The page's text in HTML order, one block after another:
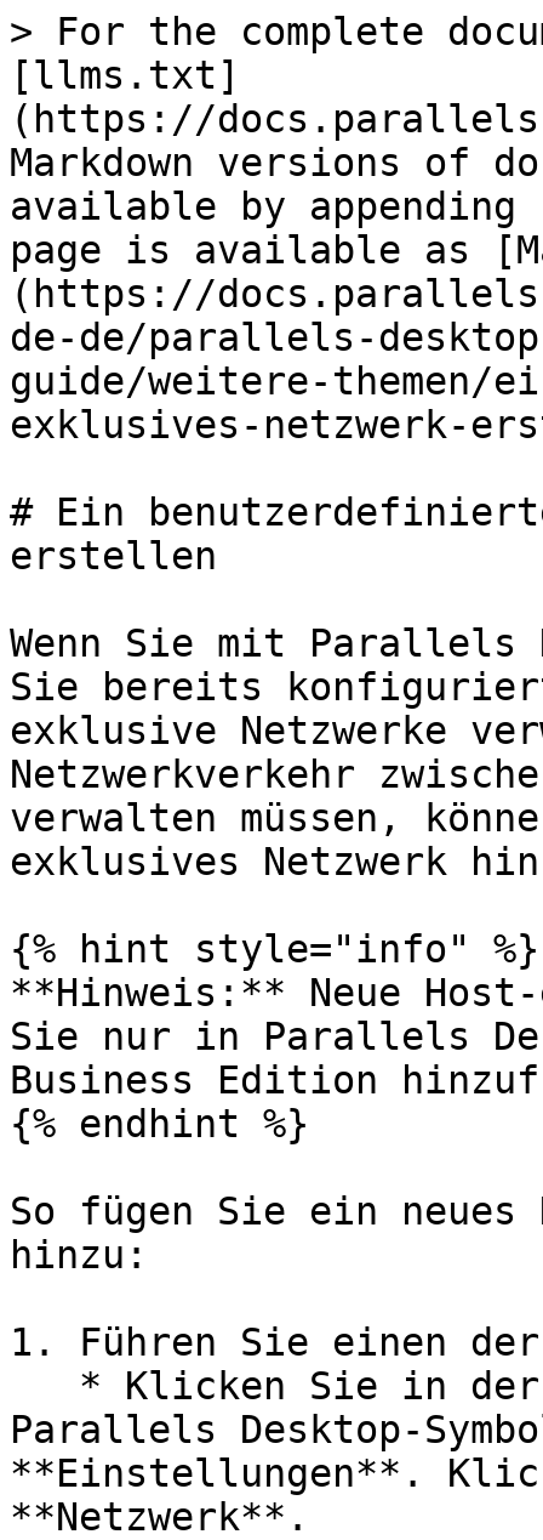
> For the complete
[llms.txt]
(https://
Markdown versions of
available by
page is available as
(https://
de-de/parallels-
guide/weitere-themen/
exklusives-netzwerk-
# Ein
erstellen
Wenn Sie mit Parallels
Sie bereits
exklusive Netzwerke
Netzwerkverkehr
verwalten müssen,
exklusives Netzwerk
{% hint style="info" %}
**Hinweis:** Neue
Sie nur in Parallels
Business Edition
{% endhint %}
So fügen Sie ein neues
hinzu:
1. Führen Sie einen
Parallels Desktop-
**Einstellungen**.
**Netzwerk**.